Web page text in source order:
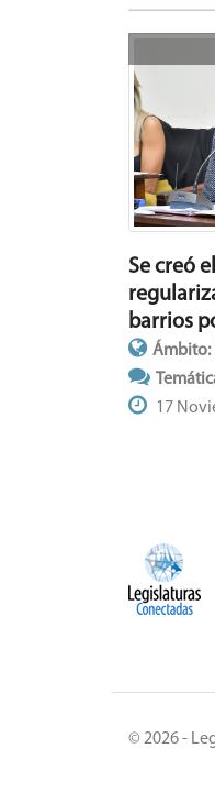
Se creó
barrios
Ámbito:
17
© 2026 -